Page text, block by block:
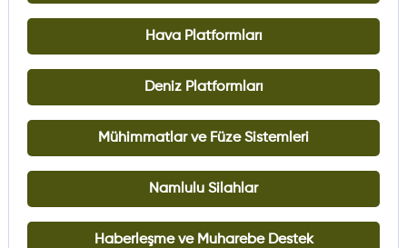
Hava Platformları
Deniz Platformları
Mühimmatlar ve Füze Sistemleri
Namlulu Silahlar
Haberleşme ve Muharebe Destek